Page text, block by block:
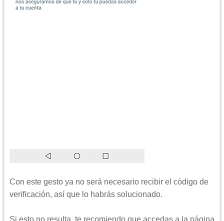
Con este gesto ya no será necesario recibir el código de
verificación, así que lo habrás solucionado.
Si esto no resulta, te recomiendo que accedas a la página